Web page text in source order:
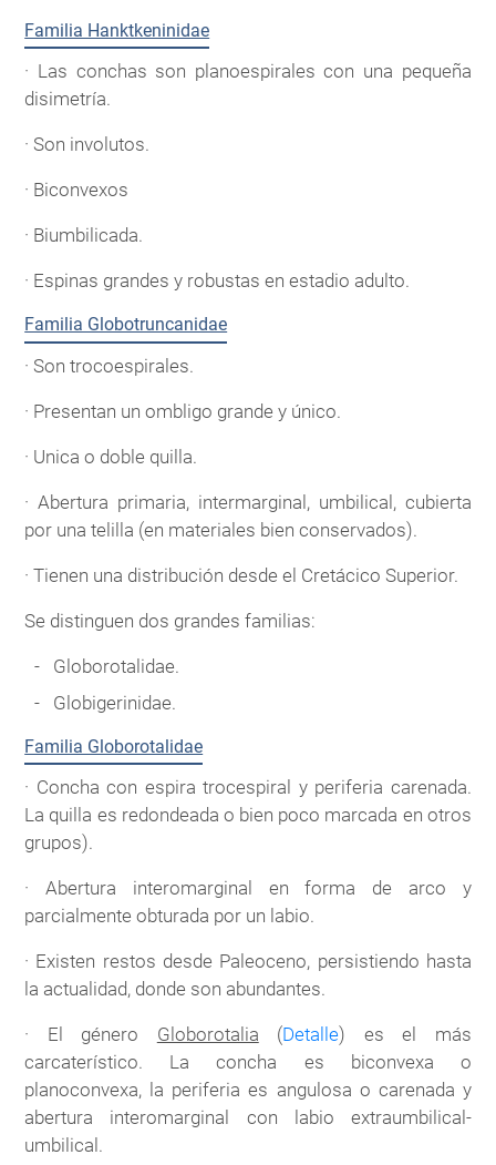
Familia Hanktkeninidae
· Las conchas son planoespirales con una pequeña
disimetría.
· Son involutos.
· Biconvexos
· Biumbilicada.
· Espinas grandes y robustas en estadio adulto.
Familia Globotruncanidae
· Son trocoespirales.
· Presentan un ombligo grande y único.
· Unica o doble quilla.
· Abertura primaria, intermarginal, umbilical, cubierta
por una telilla (en materiales bien conservados).
· Tienen una distribución desde el Cretácico Superior.
Se distinguen dos grandes familias:
Globorotalidae.
Globigerinidae.
Familia Globorotalidae
· Concha con espira trocespiral y periferia carenada.
La quilla es redondeada o bien poco marcada en otros
grupos).
· Abertura interomarginal en forma de arco y
parcialmente obturada por un labio.
· Existen restos desde Paleoceno, persistiendo hasta
la actualidad, donde son abundantes.
· El género Globorotalia (Detalle) es el más
carcaterístico. La concha es biconvexa o
planoconvexa, la periferia es angulosa o carenada y
abertura interomarginal con labio extraumbilical-
umbilical.